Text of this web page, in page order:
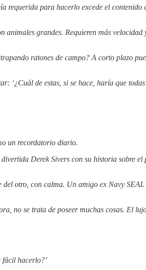
requerida para hacerlo excede el
grandes. Requieren más
ratones de campo? A corto plazo
‘¿Cuál de estas, si se hace, haría que
un recordatorio diario.
Derek Sivers con su historia sobre
otro, con calma. Un amigo ex Navy
no se trata de poseer muchas cosas. El
fácil hacerlo?’